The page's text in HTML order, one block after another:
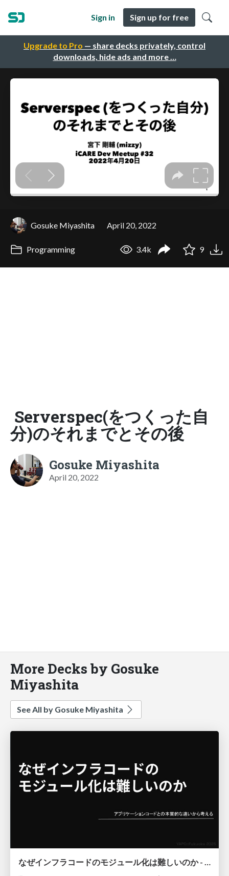
Upgrade to Pro — share decks privately, control
downloads, hide ads and more …
Sign in Sign up for free
Gosuke Miyashita April 20, 2022
Programming 3.4k 9
Serverspec(をつくった自
分)のそれまでとその後
Gosuke Miyashita
April 20, 2022
More Decks by Gosuke
Miyashita
See All by Gosuke Miyashita
なぜインフラコードのモジュール化は難しいのか - アプリケーションコードとの本質的な違いから考える